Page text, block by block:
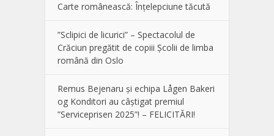
Carte românească: Înțelepciune tăcută
”Sclipici de licurici” – Spectacolul de
Crăciun pregătit de copiii Școlii de limba
română din Oslo
Remus Bejenaru și echipa Lågen Bakeri
og Konditori au câștigat premiul
”Serviceprisen 2025”! – FELICITĂRI!